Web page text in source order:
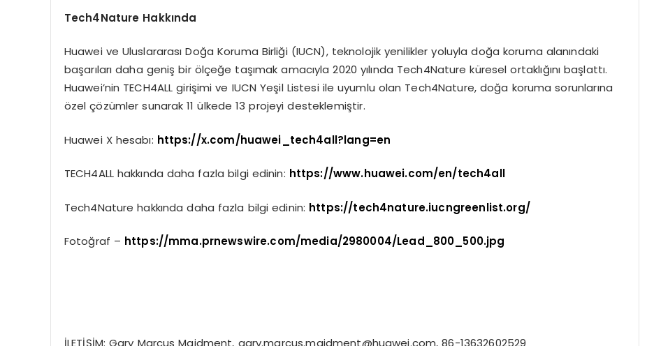
Tech4Nature Hakkında
Huawei ve Uluslararası Doğa Koruma Birliği (IUCN), teknolojik yenilikler yoluyla doğa koruma alanındaki
başarıları daha geniş bir ölçeğe taşımak amacıyla 2020 yılında Tech4Nature küresel ortaklığını başlattı.
Huawei’nin TECH4ALL girişimi ve IUCN Yeşil Listesi ile uyumlu olan Tech4Nature, doğa koruma sorunlarına
özel çözümler sunarak 11 ülkede 13 projeyi desteklemiştir.
Huawei X hesabı: https://x.com/huawei_tech4all?lang=en
TECH4ALL hakkında daha fazla bilgi edinin: https://www.huawei.com/en/tech4all
Tech4Nature hakkında daha fazla bilgi edinin: https://tech4nature.iucngreenlist.org/
Fotoğraf – https://mma.prnewswire.com/media/2980004/Lead_800_500.jpg
İLETİŞİM: Gary Marcus Maidment, gary.marcus.maidment@huawei.com, 86-13632602529